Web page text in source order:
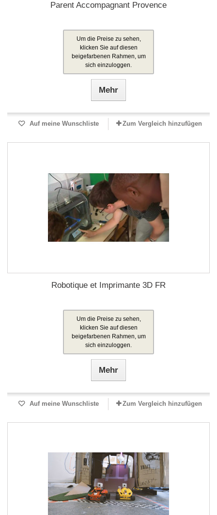
Parent Accompagnant Provence
Um die Preise zu sehen,
klicken Sie auf diesen
beigefarbenen Rahmen, um
sich einzuloggen.
Mehr
Auf meine Wunschliste Zum Vergleich hinzufügen
Robotique et Imprimante 3D FR
Um die Preise zu sehen,
klicken Sie auf diesen
beigefarbenen Rahmen, um
sich einzuloggen.
Mehr
Auf meine Wunschliste Zum Vergleich hinzufügen